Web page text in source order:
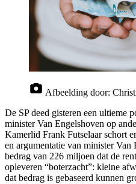
Afbeelding door:
De SP deed gisteren een ultieme
minister Van Engelshoven op
Kamerlid Frank Futselaar schort
en argumentatie van minister
bedrag van 226 miljoen dat de
opleveren “boterzacht”: kleine
dat bedrag is gebaseerd kunnen